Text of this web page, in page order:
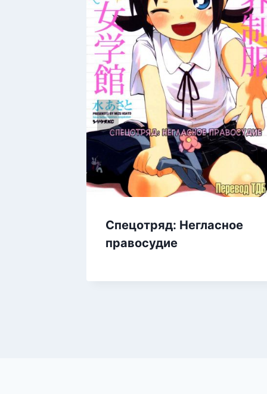
Спецотряд: Негласное
правосудие